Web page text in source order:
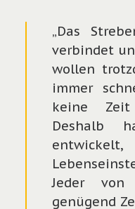
„Das
verbindet
wollen
immer
keine
Deshalb
Jeder
genügend